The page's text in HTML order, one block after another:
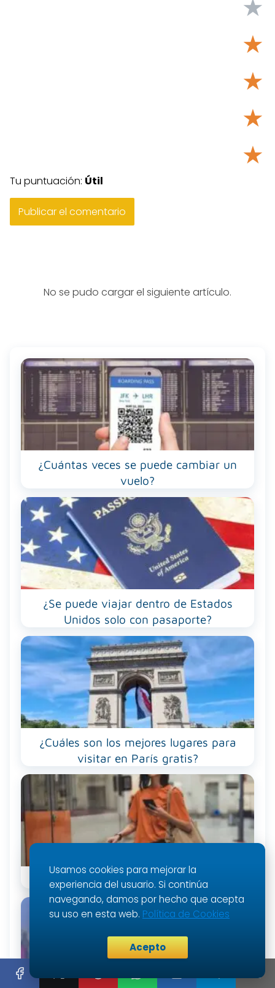
★
★
★
★
★
Tu puntuación: Útil
No se pudo cargar el siguiente artículo.
¿Cuántas veces se puede cambiar un
vuelo?
¿Se puede viajar dentro de Estados
Unidos solo con pasaporte?
¿Cuáles son los mejores lugares para
visitar en París gratis?
¿Cómo viajar gratis y que te paguen?
Usamos cookies para mejorar la
experiencia del usuario. Si continúa
navegando, damos por hecho que acepta
su uso en esta web. Política de Cookies
Acepto